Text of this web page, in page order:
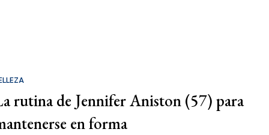
rutina de Jennifer Aniston (57) para
en forma